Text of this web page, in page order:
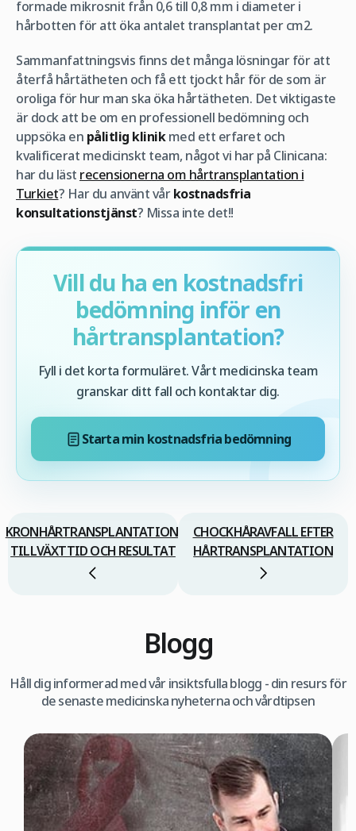
formade mikrosnit från 0,6 till 0,8 mm i diameter i
hårbotten för att öka antalet transplantat per cm2.
Sammanfattningsvis finns det många lösningar för att
återfå hårtätheten och få ett tjockt hår för de som är
oroliga för hur man ska öka hårtätheten. Det viktigaste
är dock att be om en professionell bedömning och
uppsöka en pålitlig klinikmed ett erfaret och
kvalificerat medicinskt team, något vi har på Clinicana:
har du läst recensionerna om hårtransplantation i
Turkiet? Har du använt vårkostnadsfria
konsultationstjänst? Missa inte det!!
Vill du ha en kostnadsfri
bedömning inför en
hårtransplantation?
Fyll i det korta formuläret. Vårt medicinska team
granskar ditt fall och kontaktar dig.
Starta min kostnadsfria bedömning
KRONHÅRTRANSPLANTATION:
TILLVÄXTTID OCH RESULTAT
CHOCKHÅRAVFALL EFTER
HÅRTRANSPLANTATION
Blogg
Håll dig informerad med vår insiktsfulla blogg - din resurs för
de senaste medicinska nyheterna och vårdtipsen